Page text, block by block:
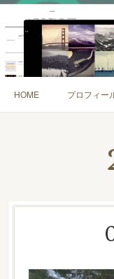
HOME プロフィー